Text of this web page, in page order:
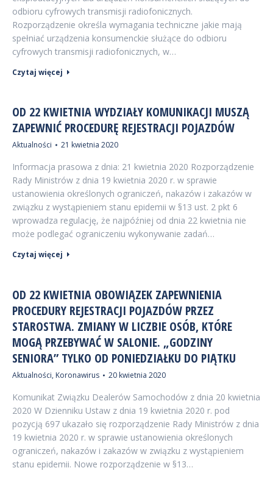
odbioru cyfrowych transmisji radiofonicznych.
Rozporządzenie określa wymagania techniczne jakie mają
spełniać urządzenia konsumenckie służące do odbioru
cyfrowych transmisji radiofonicznych, w…
Czytaj więcej
OD 22 KWIETNIA WYDZIAŁY KOMUNIKACJI MUSZĄ
ZAPEWNIĆ PROCEDURĘ REJESTRACJI POJAZDÓW
Aktualności 21 kwietnia 2020
Informacja prasowa z dnia: 21 kwietnia 2020 Rozporządzenie
Rady Ministrów z dnia 19 kwietnia 2020 r. w sprawie
ustanowienia określonych ograniczeń, nakazów i zakazów w
związku z wystąpieniem stanu epidemii w §13 ust. 2 pkt 6
wprowadza regulację, że najpóźniej od dnia 22 kwietnia nie
może podlegać ograniczeniu wykonywanie zadań…
Czytaj więcej
OD 22 KWIETNIA OBOWIĄZEK ZAPEWNIENIA
PROCEDURY REJESTRACJI POJAZDÓW PRZEZ
STAROSTWA. ZMIANY W LICZBIE OSÓB, KTÓRE
MOGĄ PRZEBYWAĆ W SALONIE. „GODZINY
SENIORA” TYLKO OD PONIEDZIAŁKU DO PIĄTKU
Aktualności, Koronawirus 20 kwietnia 2020
Komunikat Związku Dealerów Samochodów z dnia 20 kwietnia
2020 W Dzienniku Ustaw z dnia 19 kwietnia 2020 r. pod
pozycją 697 ukazało się rozporządzenie Rady Ministrów z dnia
19 kwietnia 2020 r. w sprawie ustanowienia określonych
ograniczeń, nakazów i zakazów w związku z wystąpieniem
stanu epidemii. Nowe rozporządzenie w §13…